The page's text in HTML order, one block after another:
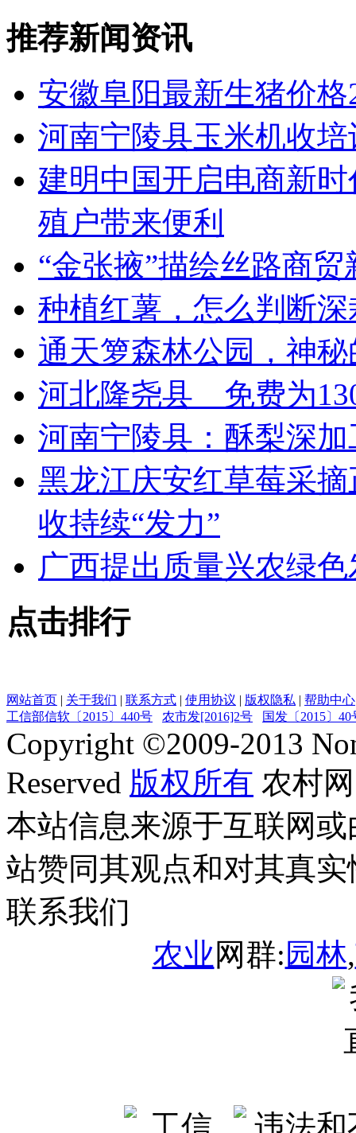
推荐新闻资讯
安徽阜阳最新生猪价
河南宁陵县玉米机收
建明中国开启电商新
殖户带来便利
“金张掖”描绘丝路商贸
种植红薯，怎么判断
通天箩森林公园，神
河北隆尧县 免费为
河南宁陵县：酥梨深
黑龙江庆安红草莓采
收持续“发力”
广西提出质量兴农绿
点击排行
网站首页 | 关于我们 | 联系方式 | 使用协议 | 版权隐私 | 帮助中心
工信部信软〔2015〕440号
农市发[2016]2号 国发〔2015〕40
Copyright ©2009-2013
Reserved 版权所有 农村网
本站信息来源于互联网
站赞同其观点和对其真
联系我们
农业网群: 园林,